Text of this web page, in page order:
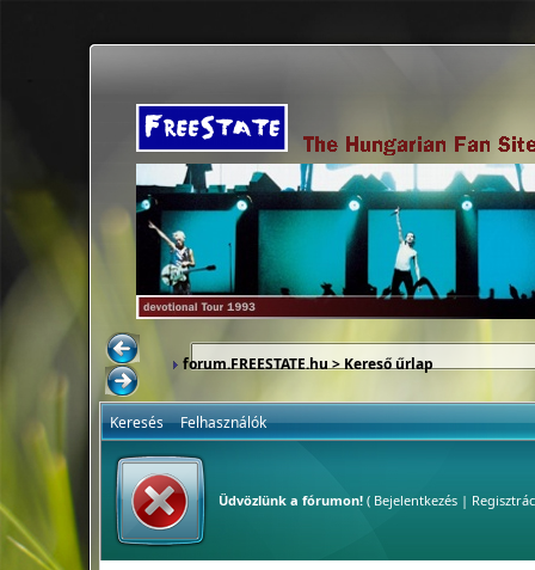
forum.FREESTATE.hu> Kereső űrlap
Keresés Felhasználók
Üdvözlünk a fórumon!( Bejelentkezés|